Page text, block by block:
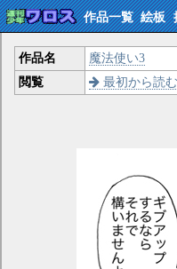
作品一覧 絵板
作品名 魔法使い3
閲覧
最初から読む